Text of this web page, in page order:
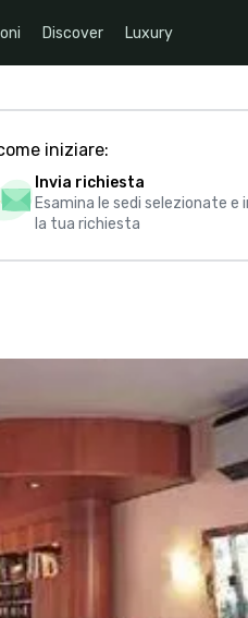
Discover Luxury
iniziare:
Invia richiesta
Esamina le sedi selezionate e
la tua richiesta